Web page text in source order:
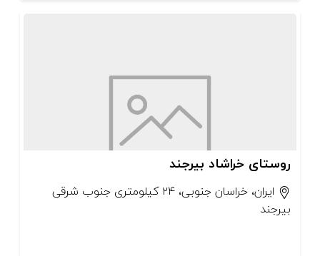
روستای خراشاد بیرجند
ایران، خراسان جنوبی، ۲۴ کیلومتری جنوب شرقی
بیرجند